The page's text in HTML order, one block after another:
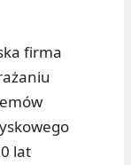
firma
lat